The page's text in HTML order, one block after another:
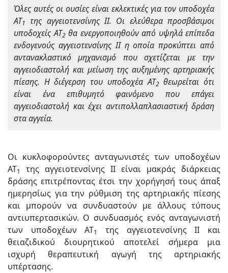
Όλες αυτές οι ουσίες είναι εκλεκτικές για τον υποδοχέα
ΑΤ1 της αγγειοτενσίνης ΙΙ. Οι ελεύθερα προσβάσιμοι
υποδοχείς ΑΤ2θα ενεργοποιηθούν από υψηλά επίπεδα
ενδογενούς αγγειοτενσίνης II η οποία προκύπτει από
αντανακλαστικό μηχανισμό που σχετίζεται με την
αγγειοδιαστολή και μείωση της αυξημένης αρτηριακής
πίεσης. Η διέγερση του υποδοχέα ΑΤ2θεωρείται ότι
είναι ένα επιθυμητό φαινόμενο που επάγει
αγγειοδιαστολή και έχει αντιπολλαπλασιαστική δράση
στα αγγεία.
Οι κυκλοφορούντες ανταγωνιστές των υποδοχέων
ΑΤ1
της αγγειοτενσίνης ΙΙ είναι μακράς διάρκειας
δράσης επιτρέποντας έτσι την χορήγησή τους άπαξ
ημερησίως για την ρύθμιση της αρτηριακής πίεσης
και μπορούν να συνδυαστούν με άλλους τύπους
αντιυπερτασικών. Ο συνδυασμός ενός ανταγωνιστή
των υποδοχέων ΑΤ1
της αγγειοτενσίνης ΙΙ και
θειαζιδικού διουρητικού αποτελεί σήμερα μια
ισχυρή θεραπευτική αγωγή της αρτηριακής
υπέρτασης.